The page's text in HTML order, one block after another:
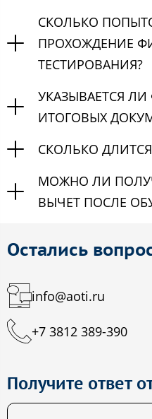
СКОЛЬКО
ПРОХОЖДЕНИЕ
ТЕСТИРОВАНИЯ?
УКАЗЫВАЕТСЯ
ИТОГОВЫХ
СКОЛЬКО
МОЖНО ЛИ
ВЫЧЕТ ПОСЛЕ
Остались
info@aoti.ru
+7 3812 389-390
Получите ответ